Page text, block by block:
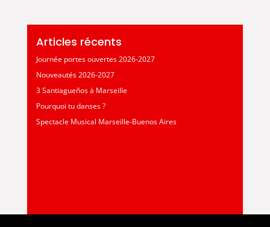
Articles récents
Journée portes ouvertes 2026-2027
Nouveautés 2026-2027
3 Santiagueños à Marseille
Pourquoi tu danses ?
Spectacle Musical Marseille-Buenos Aires